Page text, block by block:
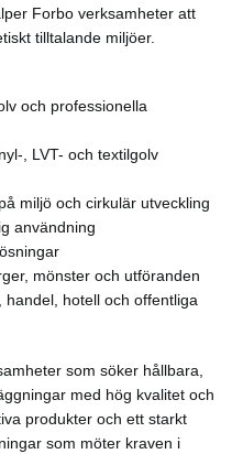
Forbo verksamheter att
tilltalande miljöer.
och professionella
, LVT- och textilgolv
miljö och cirkulär utveckling
användning
mönster och utföranden
handel, hotell och offentliga
som söker hållbara,
med hög kvalitet och
produkter och ett starkt
som möter kraven i